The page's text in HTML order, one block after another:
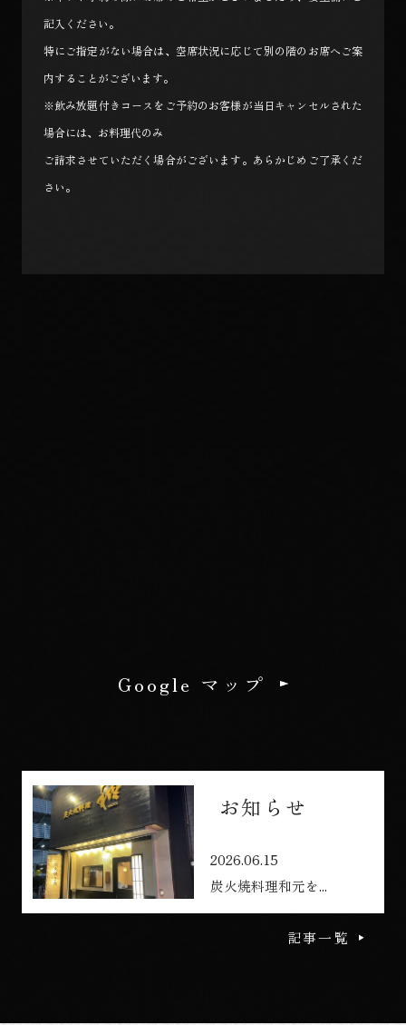
記入ください。
特にご指定がない場合は、空席状況に応じて別の階のお席へご案
内することがございます。
※飲み放題付きコースをご予約のお客様が当日キャンセルされた
場合には、お料理代のみ
ご請求させていただく場合がございます。あらかじめご了承くだ
さい。
Google マップ
お知らせ
2026.06.15
炭火焼料理和元を...
記事一覧